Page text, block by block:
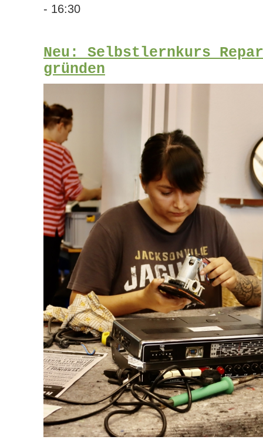
- 16:30
Neu: Selbstlernkurs
gründen